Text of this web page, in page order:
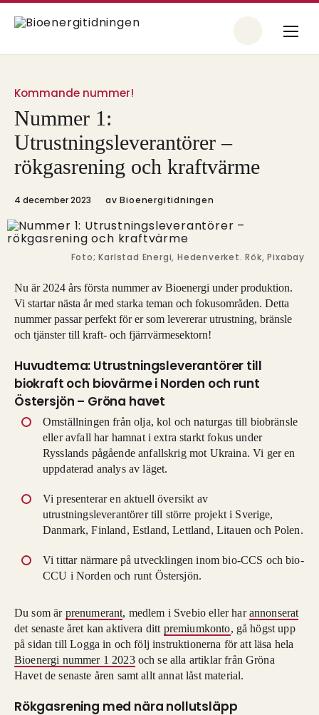
Kommande nummer!
Nummer 1:
Utrustningsleverantörer –
rökgasrening och kraftvärme
4 december 2023 av Bioenergitidningen
Foto; Karlstad Energi, Hedenverket. Rök, Pixabay
Nu är 2024 års första nummer av Bioenergi under produktion.
Vi startar nästa år med starka teman och fokusområden. Detta
nummer passar perfekt för er som levererar utrustning, bränsle
och tjänster till kraft- och fjärrvärmesektorn!
Huvudtema: Utrustningsleverantörer till
biokraft och biovärme i Norden och runt
Östersjön – Gröna havet
Omställningen från olja, kol och naturgas till biobränsle
eller avfall har hamnat i extra starkt fokus under
Rysslands pågående anfallskrig mot Ukraina. Vi ger en
uppdaterad analys av läget.
Vi presenterar en aktuell översikt av
utrustningsleverantörer till större projekt i Sverige,
Danmark, Finland, Estland, Lettland, Litauen och Polen.
Vi tittar närmare på utvecklingen inom bio-CCS och bio-
CCU i Norden och runt Östersjön.
Du som är prenumerant, medlem i Svebio eller harannonserat
det senaste året kan aktivera ditt premiumkonto, gå högst upp
på sidan till Logga in och följ instruktionerna för att läsa hela
Bioenergi nummer 1 2023och se alla artiklar från Gröna
Havet de senaste åren samt allt annat låst material.
Rökgasrening med nära nollutsläpp